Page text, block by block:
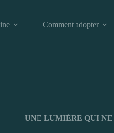
Comment adopter
UNE LUMIÈRE QUI